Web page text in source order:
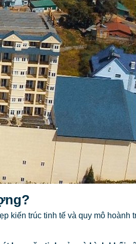
kiến trúc tinh tế và quy mô hoành